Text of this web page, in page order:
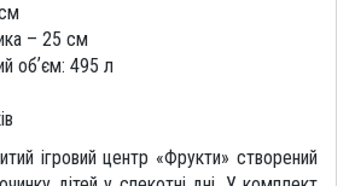
– 25 см
обʼєм: 495 л
ігровий центр «Фрукти» створений